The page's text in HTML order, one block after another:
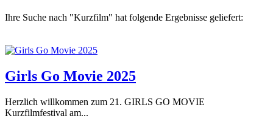
Ihre Suche nach "Kurzfilm" hat folgende Ergebnisse geliefert:
Girls Go Movie 2025
Herzlich willkommen zum 21. GIRLS GO MOVIE
Kurzfilmfestival am...